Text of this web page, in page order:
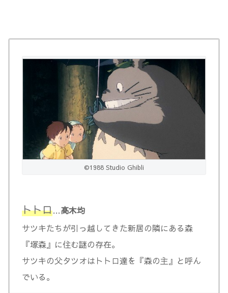
©1988 Studio Ghibli
トトロ…高木均
サツキたちが引っ越してきた新居の隣にある森
『塚森』に住む謎の存在。
サツキの父タツオはトトロ達を『森の主』と呼ん
でいる。